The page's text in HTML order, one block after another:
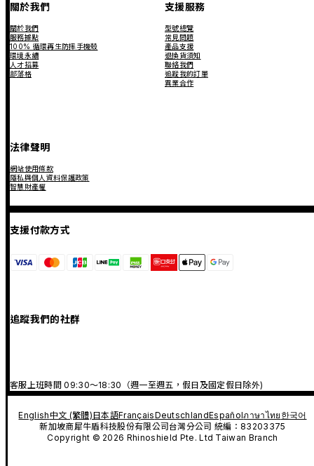
關於我們
關於我們
服務據點
100% 循環再生防摔手機殼
環境永續
人才招募
部落格
支援服務
型號總覽
常見問題
產品支援
退換貨須知
聯絡我們
追蹤我的訂單
異業合作
法律聲明
網站使用條款
隱私與個人資料保護政策
智慧財產權
支援付款方式
追蹤我們的社群
客服上班時間 09:30～18:30（週一至週五，假日及國定假日除外)
English中文 (繁體)日本語FrançaisDeutschlandEspañolภาษาไทย 한국어
新加坡商犀牛盾科技股份有限公司台灣分公司 統編：83203375
Copyright © 2026 Rhinoshield Pte. Ltd Taiwan Branch